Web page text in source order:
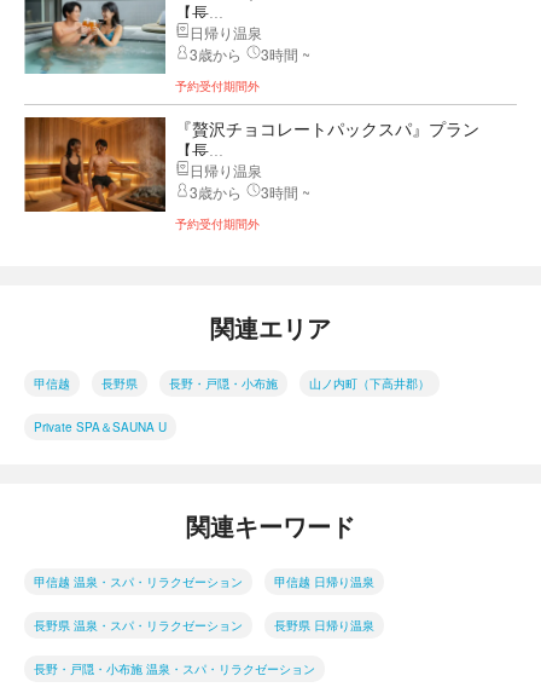
【長...
日帰り温泉
3歳から
3時間 ~
予約受付期間外
『贅沢チョコレートパックスパ』プラン
【長...
日帰り温泉
3歳から
3時間 ~
予約受付期間外
関連エリア
甲信越 長野県 長野・戸隠・小布施 山ノ内町（下高井郡）
Private SPA＆SAUNA U
関連キーワード
甲信越 温泉・スパ・リラクゼーション 甲信越 日帰り温泉
長野県 温泉・スパ・リラクゼーション 長野県 日帰り温泉
長野・戸隠・小布施 温泉・スパ・リラクゼーション